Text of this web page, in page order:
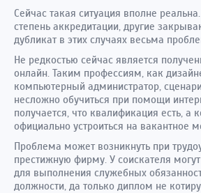
Сейчас такая ситуация вполне
степень аккредитации, другие
дубликат в этих случаях весьма
Не редкостью сейчас является
онлайн. Таким профессиям, как
компьютерный администратор,
несложно обучиться при помощи
получается, что квалификация есть, а
официально устроиться на вакантное
Проблема может возникнуть при
престижную фирму. У соискателя
для выполнения служебных
должности, да только диплом не